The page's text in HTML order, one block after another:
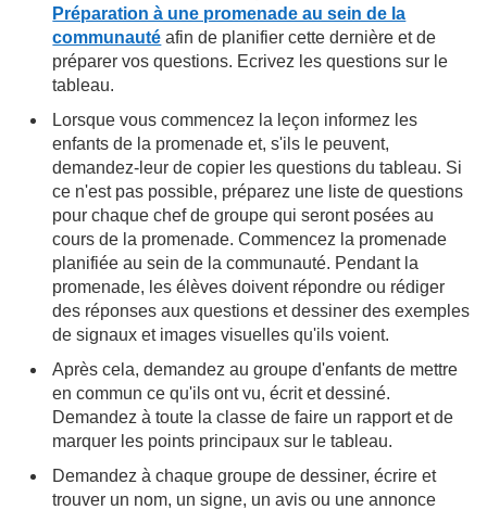
Préparation à une promenade au sein de la
communauté afin de planifier cette dernière et de
préparer vos questions. Ecrivez les questions sur le
tableau.
Lorsque vous commencez la leçon informez les
enfants de la promenade et, s'ils le peuvent,
demandez-leur de copier les questions du tableau. Si
ce n'est pas possible, préparez une liste de questions
pour chaque chef de groupe qui seront posées au
cours de la promenade. Commencez la promenade
planifiée au sein de la communauté. Pendant la
promenade, les élèves doivent répondre ou rédiger
des réponses aux questions et dessiner des exemples
de signaux et images visuelles qu'ils voient.
Après cela, demandez au groupe d'enfants de mettre
en commun ce qu'ils ont vu, écrit et dessiné.
Demandez à toute la classe de faire un rapport et de
marquer les points principaux sur le tableau.
Demandez à chaque groupe de dessiner, écrire et
trouver un nom, un signe, un avis ou une annonce